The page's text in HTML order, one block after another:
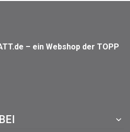
– ein Webshop der TOPP